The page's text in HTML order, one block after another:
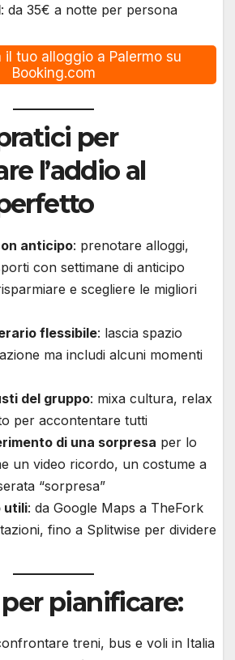
: da 35€ a notte per persona
il tuo alloggio a Palermo su
Booking.com
per
l’addio al
anticipo: prenotare alloggi,
con settimane di anticipo
e scegliere le migliori
flessibile: lascia spazio
ma includi alcuni momenti
del gruppo: mixa cultura, relax
per accontentare tutti
di una sorpresa per lo
un video ricordo, un costume a
“sorpresa”
utili: da Google Maps a TheFork
fino a Splitwise per dividere
pianificare:
treni, bus e voli in Italia